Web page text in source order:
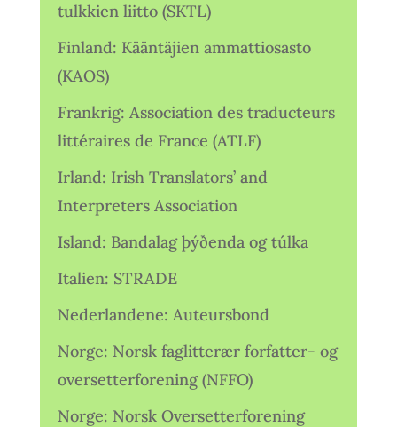
tulkkien liitto (SKTL)
Finland: Kääntäjien ammattiosasto
(KAOS)
Frankrig: Association des traducteurs
littéraires de France (ATLF)
Irland: Irish Translators’ and
Interpreters Association
Island: Bandalag þýðenda og túlka
Italien: STRADE
Nederlandene: Auteursbond
Norge: Norsk faglitterær forfatter- og
oversetterforening (NFFO)
Norge: Norsk Oversetterforening